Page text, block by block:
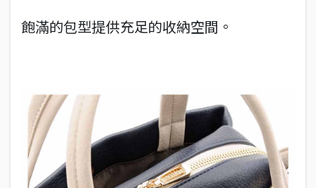
飽滿的包型提供充足的收納空間。